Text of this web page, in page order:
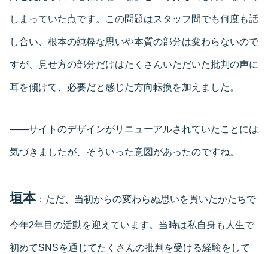
しまっていた点です。この問題はスタッフ間でも何度も話
し合い、根本の純粋な思いや本質の部分は変わらないので
すが、見せ方の部分だけはたくさんいただいた批判の声に
耳を傾けて、必要だと感じた方向転換を加えました。
――サイトのデザインがリニューアルされていたことには
気づきましたが、そういった意図があったのですね。
垣本：ただ、当初からの変わらぬ思いを貫いたかたちで
今年2年目の活動を迎えています。当時は私自身も人生で
初めてSNSを通じてたくさんの批判を受ける経験をして